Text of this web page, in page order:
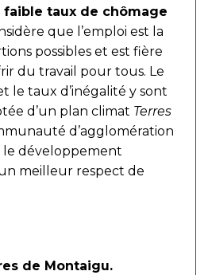
faible taux de chômage
que l’emploi est la
possibles et est fière
du travail pour tous. Le
le taux d’inégalité y sont
d’un plan climat Terres
d’agglomération
développement
meilleur respect de
de Montaigu.